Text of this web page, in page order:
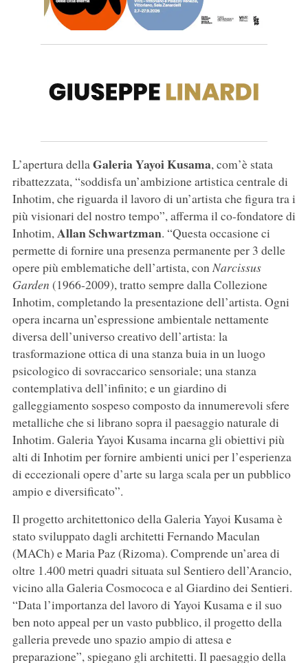
L’apertura dellaGaleria Yayoi Kusama, com’è stata
ribattezzata, “soddisfa un’ambizione artistica centrale di
Inhotim, che riguarda il lavoro di un’artista che figura tra i
più visionari del nostro tempo”, afferma il co-fondatore di
Inhotim,Allan Schwartzman. “Questa occasione ci
permette di fornire una presenza permanente per 3 delle
opere più emblematiche dell’artista, conNarcissus
Garden (1966-2009), tratto sempre dalla Collezione
Inhotim, completando la presentazione dell’artista. Ogni
opera incarna un’espressione ambientale nettamente
diversa dell’universo creativo dell’artista: la
trasformazione ottica di una stanza buia in un luogo
psicologico di sovraccarico sensoriale; una stanza
contemplativa dell’infinito; e un giardino di
galleggiamento sospeso composto da innumerevoli sfere
metalliche che si librano sopra il paesaggio naturale di
Inhotim. Galeria Yayoi Kusama incarna gli obiettivi più
alti di Inhotim per fornire ambienti unici per l’esperienza
di eccezionali opere d’arte su larga scala per un pubblico
ampio e diversificato”.
Il progetto architettonico della Galeria Yayoi Kusama è
stato sviluppato dagli architetti Fernando Maculan
(MACh) e Maria Paz (Rizoma). Comprende un’area di
oltre 1.400 metri quadri situata sul Sentiero dell’Arancio,
vicino alla Galeria Cosmococa e al Giardino dei Sentieri.
“Data l’importanza del lavoro di Yayoi Kusama e il suo
ben noto appeal per un vasto pubblico, il progetto della
galleria prevede uno spazio ampio di attesa e
preparazione”, spiegano gli architetti. Il paesaggio della